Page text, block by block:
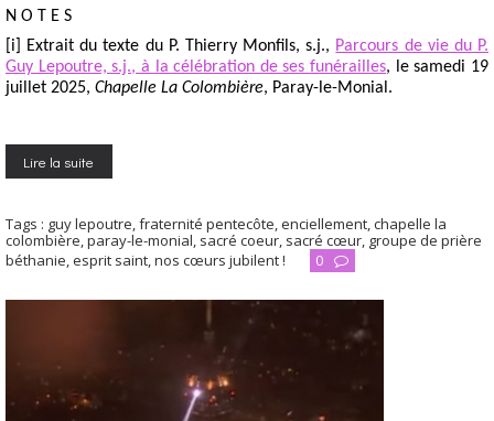
N O T E S
[i]
Extrait du texte du P. Thierry Monfils, s.j., Parcours de vie du P.
Guy Lepoutre, s.j., à la célébration de sesfunérailles, le samedi 19
juillet 2025, Chapelle La Colombière, Paray-le-Monial.
Lire la suite
Tags : guy lepoutre,fraternité pentecôte,enciellement,chapelle la
colombière,paray-le-monial, sacré coeur, sacré cœur, groupe de prière
béthanie,esprit saint,nos cœurs jubilent ! 0